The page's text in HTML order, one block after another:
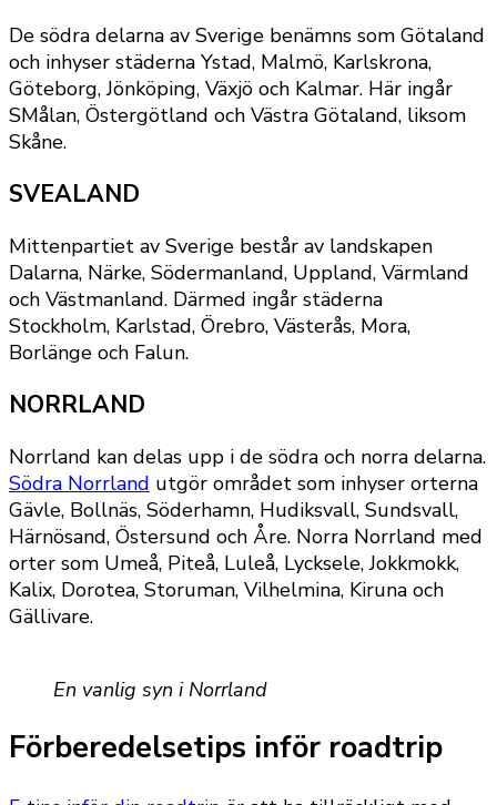
De södra delarna av Sverige benämns som Götaland
och inhyser städerna Ystad, Malmö, Karlskrona,
Göteborg, Jönköping, Växjö och Kalmar. Här ingår
SMålan, Östergötland och Västra Götaland, liksom
Skåne.
SVEALAND
Mittenpartiet av Sverige består av landskapen
Dalarna, Närke, Södermanland, Uppland, Värmland
och Västmanland. Därmed ingår städerna
Stockholm, Karlstad, Örebro, Västerås, Mora,
Borlänge och Falun.
NORRLAND
Norrland kan delas upp i de södra och norra delarna.
Södra Norrland utgör området som inhyser orterna
Gävle, Bollnäs, Söderhamn, Hudiksvall, Sundsvall,
Härnösand, Östersund och Åre. Norra Norrland med
orter som Umeå, Piteå, Luleå, Lycksele, Jokkmokk,
Kalix, Dorotea, Storuman, Vilhelmina, Kiruna och
Gällivare.
En vanlig syn i Norrland
Förberedelsetips inför roadtrip